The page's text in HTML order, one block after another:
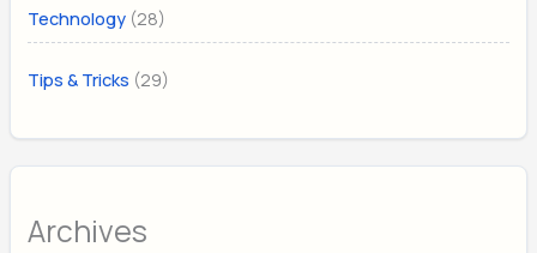
Technology (28)
Tips & Tricks (29)
Archives